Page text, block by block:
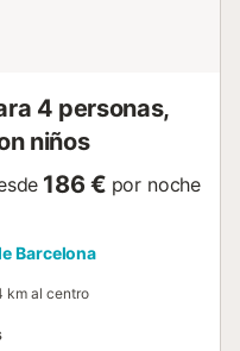
4 personas,
niños
186 € por noche
Barcelona
km al centro